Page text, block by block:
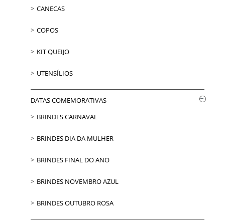
CANECAS
COPOS
KIT QUEIJO
UTENSÍLIOS
DATAS COMEMORATIVAS
BRINDES CARNAVAL
BRINDES DIA DA MULHER
BRINDES FINAL DO ANO
BRINDES NOVEMBRO AZUL
BRINDES OUTUBRO ROSA